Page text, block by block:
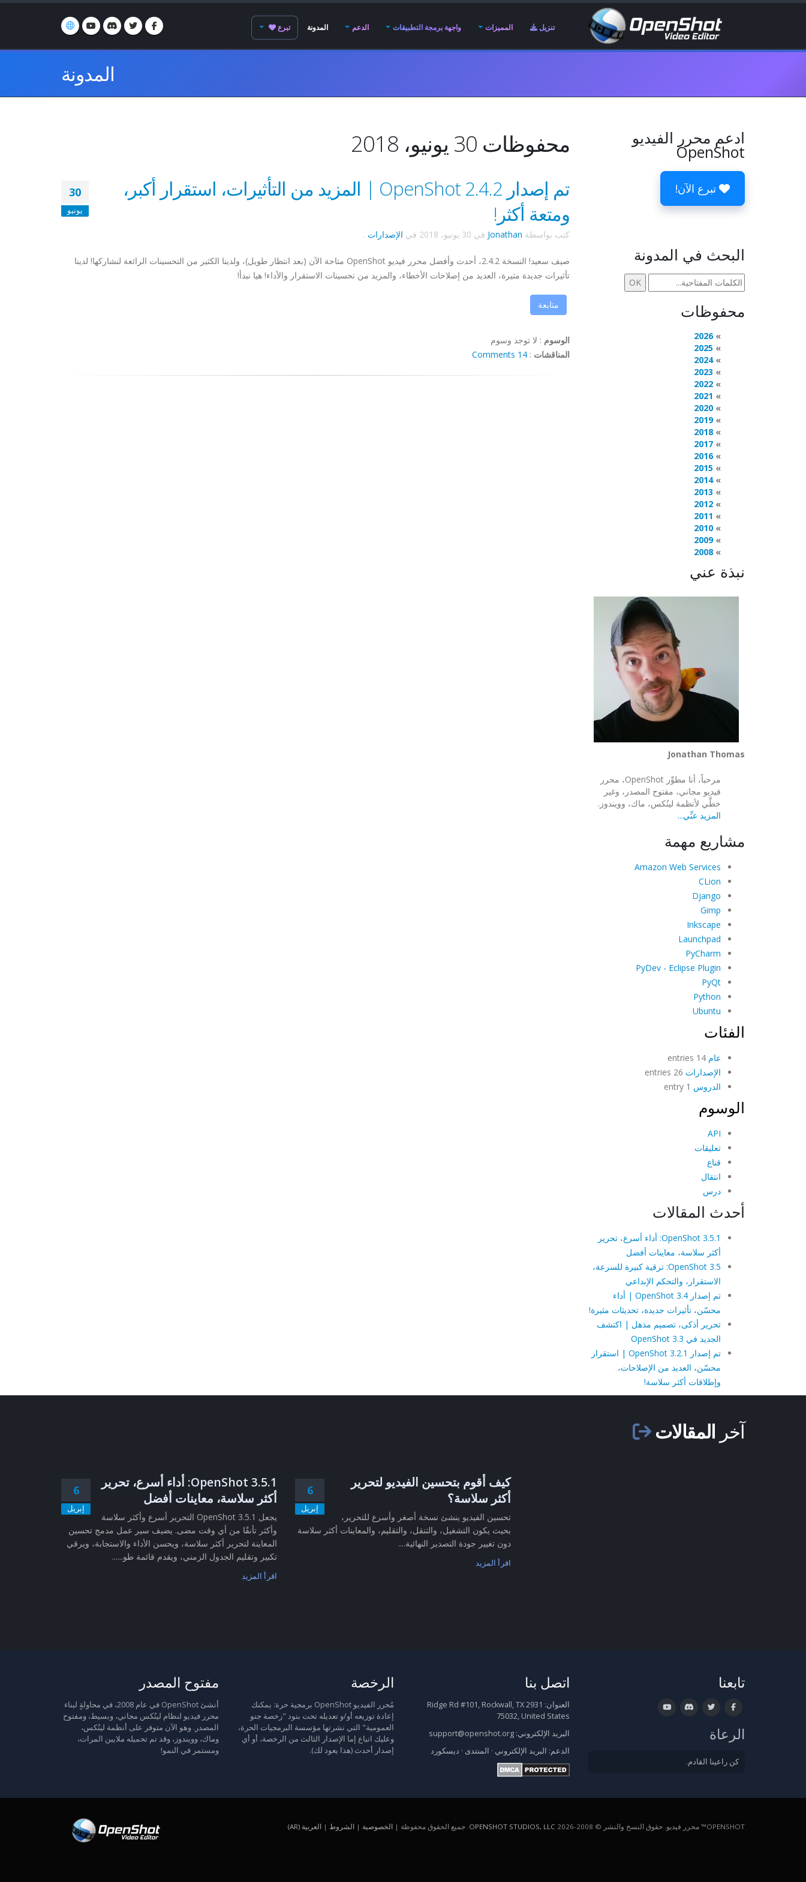
تنزيل المميزات واجهة برمجة التطبيقات الدعم المدونة تبرع
المدونة
محفوظات 30 يونيو، 2018
30
يونيو
تم إصدار OpenShot 2.4.2 | المزيد من التأثيرات، استقرار أكبر،
ومتعة أكثر!
كتب بواسطة Jonathan في 30 يونيو، 2018 في الإصدارات .
صيف سعيد! النسخة 2.4.2، أحدث وأفضل محرر فيديو OpenShot متاحة الآن (بعد انتظار طويل)، ولدينا الكثير من التحسينات الرائعة لنشاركها! لدينا
تأثيرات جديدة مثيرة، العديد من إصلاحات الأخطاء، والمزيد من تحسينات الاستقرار والأداء! هيا نبدأ!
متابعة
الوسوم : لا توجد وسوم
المناقشات :
14 Comments
ادعم محرر الفيديو
OpenShot
تبرع الآن!
البحث في المدونة
محفوظات
2026
2025
2024
2023
2022
2021
2020
2019
2018
2017
2016
2015
2014
2013
2012
2011
2010
2009
2008
نبذة عني
Jonathan Thomas
مرحباً، أنا مطوِّر OpenShot، محرر
فيديو مجاني، مفتوح المصدر، وغير
خطَّي لأنظمة لينُكس، ماك، وويندوز.
المزيد عنِّي...
مشاريع مهمة
Amazon Web Services
CLion
Django
Gimp
Inkscape
Launchpad
PyCharm
PyDev - Eclipse Plugin
PyQt
Python
Ubuntu
الفئات
عام
الإصدارات
الدروس
الوسوم
API
تعليقات
قناع
انتقال
درس
أحدث المقالات
OpenShot 3.5.1: أداء أسرع، تحرير
أكثر سلاسة، معاينات أفضل
OpenShot 3.5: ترقية كبيرة للسرعة،
الاستقرار، والتحكم الإبداعي
تم إصدار OpenShot 3.4 | أداء
محسّن، تأثيرات جديدة، تحديثات مثيرة!
تحرير أذكى، تصميم مذهل | اكتشف
الجديد في OpenShot 3.3
تم إصدار OpenShot 3.2.1 | استقرار
محسّن، العديد من الإصلاحات،
وإطلاقات أكثر سلاسة!
آخر المقالات
6
إبريل
OpenShot 3.5.1: أداء أسرع، تحرير
أكثر سلاسة، معاينات أفضل
يجعل OpenShot 3.5.1 التحرير أسرع وأكثر سلاسة
وأكثر تأنقًا من أي وقت مضى. يضيف سير عمل مدمج تحسين
المعاينة لتحرير أكثر سلاسة، ويحسن الأداء والاستجابة، ويرقي
تكبير وتقليم الجدول الزمني، ويقدم قائمة طو......
اقرأ المزيد
6
إبريل
كيف أقوم بتحسين الفيديو لتحرير
أكثر سلاسة؟
تحسين الفيديو ينشئ نسخة أصغر وأسرع للتحرير،
بحيث يكون التشغيل، والتنقل، والتقليم، والمعاينات أكثر سلاسة
دون تغيير جودة التصدير النهائية....
اقرأ المزيد
مفتوح المصدر
أنشئ OpenShot في عام 2008، في محاولةٍ لبناء
محرر فيديو لنظام لينُكس مجاني، وبسيط، ومفتوح
المصدر. وهو الآن متوفر على أنظمة لينُكس،
وماك، وويندوز، وقد تم تحميله ملايين المرات،
ومستمر في النمو!
الرخصة
مُحرر الفيديو OpenShot برمجية حرة: يمكنك
إعادة توزيعه أو/و تعديله تحت بنود "رخصة جنو
العمومية" التي نشرتها مؤسسة البرمجيات الحرة،
وعليك اتباع إما الإصدار الثالث من الرخصة، أو أي
إصدار أحدث (هذا يعود لك).
اتصل بنا
العنوان:
2931 Ridge Rd #101, Rockwall, TX
75032, United States
البريد الإلكتروني: support@openshot.org
الدعم: البريد الإلكتروني · المنتدى · ديسكورد
تابعنا
الرعاة
كن راعينا القادم.
OPENSHOT™ محرر فيديو. حقوق النسخ والنشر © 2008-2026 OPENSHOT STUDIOS, LLC. جميع الحقوق محفوظة | الخصوصية | الشروط | العربية (AR)